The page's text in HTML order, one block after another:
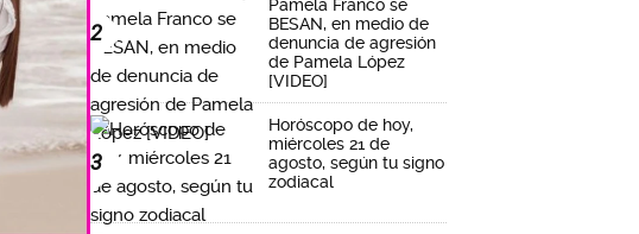
2
Pamela Franco se
BESAN, en medio de
denuncia de agresión
de Pamela López
[VIDEO]
3
Horóscopo de hoy,
miércoles 21 de
agosto, según tu signo
zodiacal